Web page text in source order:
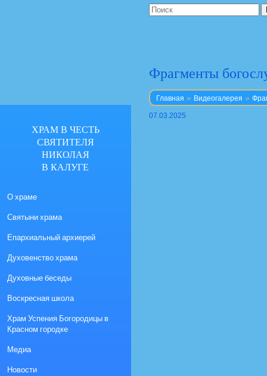
Фрагменты
Главная » Видеогалерея »
07.03.2025
ХРАМ В ЧЕСТЬ
СВЯТИТЕЛЯ
НИКОЛАЯ
В КАЛУГЕ
О храме
Святыни храма
Епархиальный архиерей
Духовенство храма
Духовные беседы
Воскресная школа
Храм Успения Богородицы в
Красном городке
Медиа
Новости